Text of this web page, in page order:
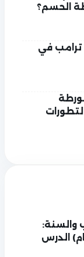
الحسم؟
ترامب في
والسنة:
الدرس